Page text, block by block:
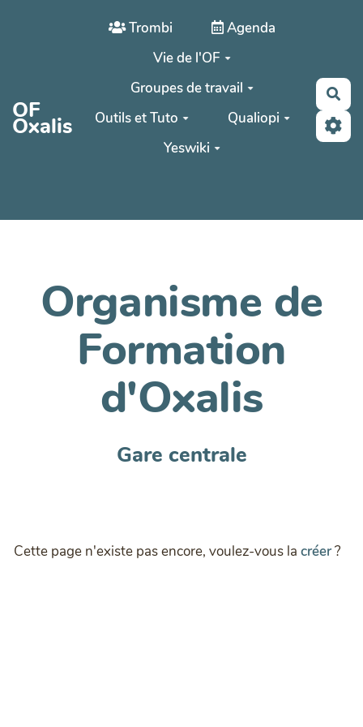
Aller au contenu principal
OF
Oxalis
Trombi
Agenda
Vie de l'OF
Groupes de travail
Outils et Tuto
Qualiopi
Yeswiki
Organisme de
Formation
d'Oxalis
Gare centrale
Cette page n'existe pas encore, voulez-vous la créer?